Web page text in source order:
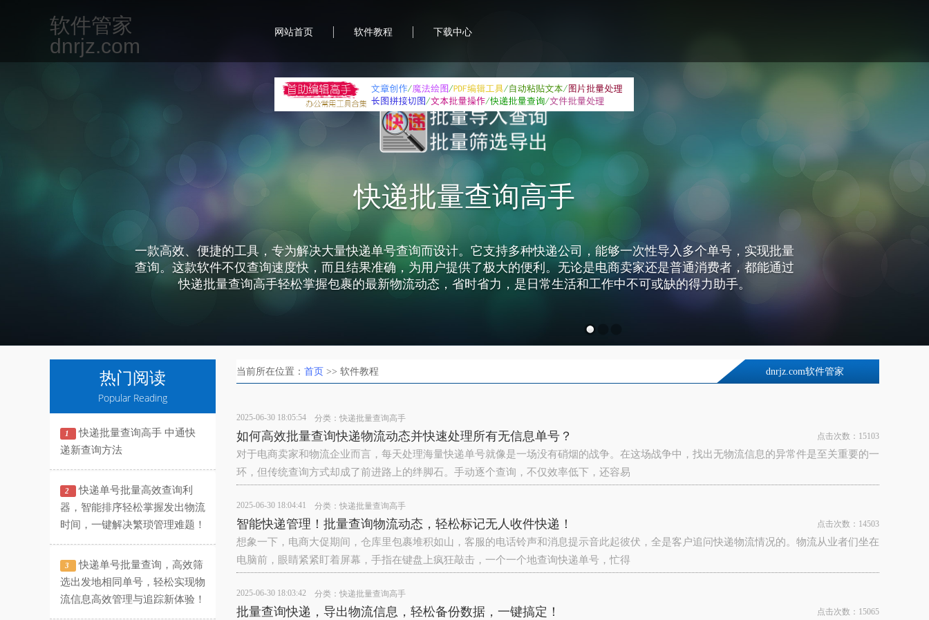
快递批量查询高手
一款高效、便捷的工具，专为解决大量快递单号查询而设计。它支持多种快递公司，能够一次性导入多个单号，实现批量
查询。这款软件不仅查询速度快，而且结果准确，为用户提供了极大的便利。无论是电商卖家还是普通消费者，都能通过
快递批量查询高手轻松掌握包裹的最新物流动态，省时省力，是日常生活和工作中不可或缺的得力助手。
软件管家
dnrjz.com
网站首页 | 软件教程 | 下载中心
热门阅读
Popular Reading
1
快递批量查询高手 中通快
递新查询方法
2
快递单号批量高效查询利
器，智能排序轻松掌握发出物流
时间，一键解决繁琐管理难题！
3
快递单号批量查询，高效筛
选出发地相同单号，轻松实现物
流信息高效管理与追踪新体验！
当前所在位置： 首页 >> 软件教程 dnrjz.com软件管家
2025-06-30 18:05:54 分类： 快递批量查询高手
如何高效批量查询快递物流动态并快速处理所有无信息单号？ 点击次数：15103
对于电商卖家和物流企业而言，每天处理海量快递单号就像是一场没有硝烟的战争。在这场战争中，找出无物流信息的异常件是至关重要的一
环，但传统查询方式却成了前进路上的绊脚石。手动逐个查询，不仅效率低下，还容易
2025-06-30 18:04:41 分类： 快递批量查询高手
智能快递管理！批量查询物流动态，轻松标记无人收件快递！ 点击次数：14503
想象一下，电商大促期间，仓库里包裹堆积如山，客服的电话铃声和消息提示音此起彼伏，全是客户追问快递物流情况的。物流从业者们坐在
电脑前，眼睛紧紧盯着屏幕，手指在键盘上疯狂敲击，一个一个地查询快递单号，忙得
2025-06-30 18:03:42 分类： 快递批量查询高手
批量查询快递，导出物流信息，轻松备份数据，一键搞定！ 点击次数：15065